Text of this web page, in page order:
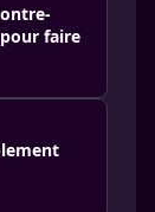
faire